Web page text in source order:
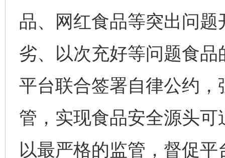
品、网红食品等突出问
劣、以次充好等问题食
平台联合签署自律公约
管，实现食品安全源头
以最严格的监管，督促